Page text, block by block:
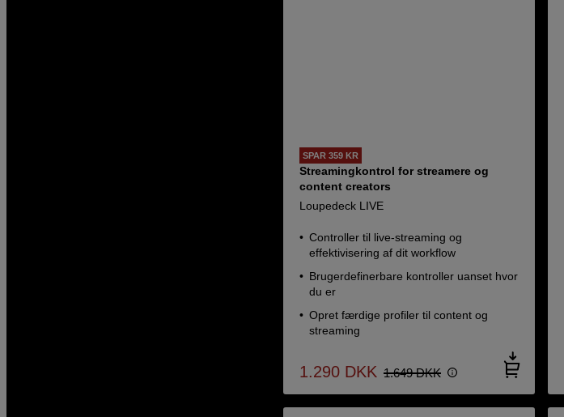
SPAR 359 KR
Streamingkontrol for streamere og
content creators
Loupedeck LIVE
Controller til live-streaming og
effektivisering af dit workflow
Brugerdefinerbare kontroller uanset hvor
du er
Opret færdige profiler til content og
streaming
1.290 DKK 1.649 DKK